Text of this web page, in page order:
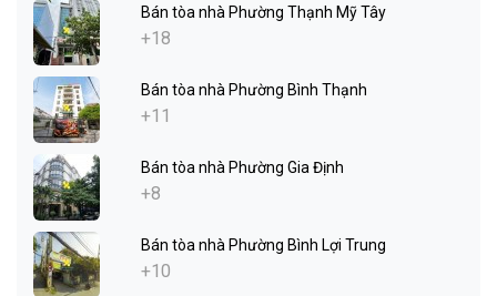
Bán tòa nhà Phường Thạnh Mỹ Tây
+18
Bán tòa nhà Phường Bình Thạnh
+11
Bán tòa nhà Phường Gia Định
+8
Bán tòa nhà Phường Bình Lợi Trung
+10